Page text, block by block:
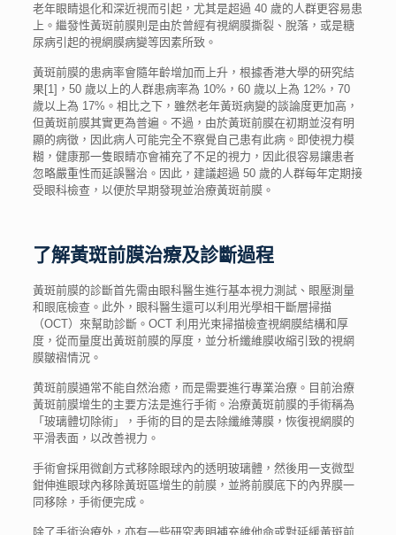
老年眼睛退化和深近視而引起，尤其是超過 40 歲的人群更容易患
上。繼發性黃斑前膜則是由於曾經有視網膜撕裂、脫落，或是糖
尿病引起的視網膜病變等因素所致。
黃斑前膜的患病率會隨年齡增加而上升，根據香港大學的研究結
果[1 ]， 50 歲以上的人群患病率為 10% ， 60 歲以上為 12% ， 70
歲以上為 17% 。相比之下，雖然老年黃斑病變的談論度更加高，
但黃斑前膜其實更為普遍。不過，由於黃斑前膜在初期並沒有明
顯的病徵，因此病人可能完全不察覺自己患有此病。即使視力模
糊，健康那一隻眼睛亦會補充了不足的視力，因此很容易讓患者
忽略嚴重性而延誤醫治。因此，建議超過 50 歲的人群每年定期接
受眼科檢查，以便於早期發現並治療黃斑前膜。
了解黃斑前膜治療及診斷過程
黃斑前膜的診斷首先需由眼科醫生進行基本視力測試、眼壓測量
和眼底檢查。此外，眼科醫生還可以利用光學相干斷層掃描
（OCT）來幫助診斷。OCT 利用光束掃描檢查視網膜結構和厚
度，從而量度出黃斑前膜的厚度，並分析纖維膜收縮引致的視網
膜皺褶情況。
黄斑前膜通常不能自然治癒，而是需要進行專業治療。目前治療
黃斑前膜增生的主要方法是進行手術。治療黃斑前膜的手術稱為
「玻璃體切除術」，手術的目的是去除纖維薄膜，恢復視網膜的
平滑表面，以改善視力。
手術會採用微創方式移除眼球內的透明玻璃體，然後用一支微型
鉗伸進眼球內移除黃斑區增生的前膜，並將前膜底下的內界膜一
同移除，手術便完成。
除了手術治療外，亦有一些研究表明補充維他命或對延緩黃斑前